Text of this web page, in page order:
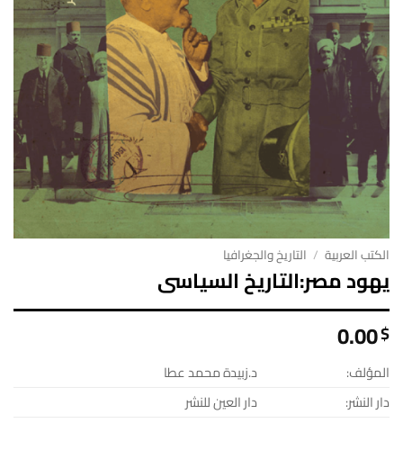
الكتب العربية / التاريخ والجغرافيا
يهود مصر:التاريخ السياسى
0.00$
المؤلف:
د.زبيدة محمد عطا
دار النشر:
دار العين للنشر